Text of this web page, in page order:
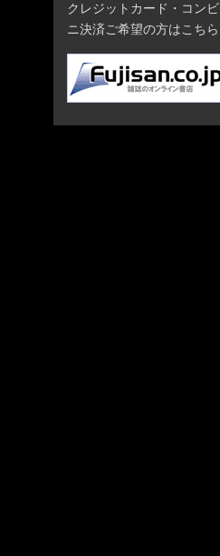
クレジットカード・コンビ
ニ決済ご希望の方はこちら